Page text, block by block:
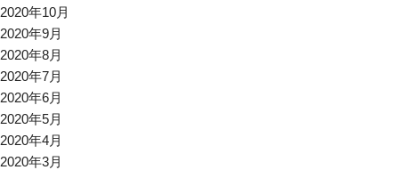
2020年10月
2020年9月
2020年8月
2020年7月
2020年6月
2020年5月
2020年4月
2020年3月